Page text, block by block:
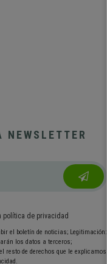
NEWSLETTER
política de privacidad
el boletín de noticias; Legitimación:
los datos a terceros;
resto de derechos que le explicamos